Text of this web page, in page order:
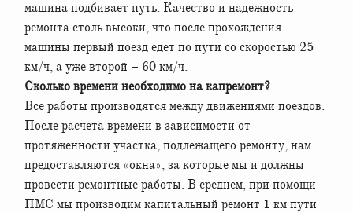
машина подбивает путь. Качество и надежность
ремонта столь высоки, что после прохождения
машины первый поезд едет по пути со скоростью 25
км/ч, а уже второй – 60 км/ч.
Сколько времени необходимо на капремонт?
Все работы производятся между движениями поездов.
После расчета времени в зависимости от
протяженности участка, подлежащего ремонту, нам
предоставляются «окна», за которые мы и должны
провести ремонтные работы. В среднем, при помощи
ПМС мы производим капитальный ремонт 1 км пути